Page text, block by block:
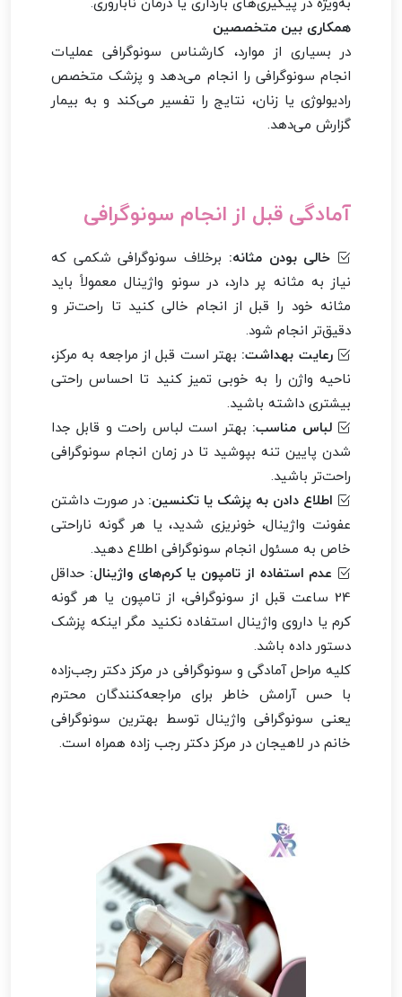
همکاری بین متخصصین
در بسیاری از موارد، کارشناس سونوگرافی عملیات
انجام سونوگرافی را انجام می‌دهد و پزشک متخصص
رادیولوژی یا زنان، نتایج را تفسیر می‌کند و به بیمار
گزارش می‌دهد.
آمادگی قبل از انجام سونوگرافی
خالی بودن مثانه: برخلاف سونوگرافی شکمی که
نیاز به مثانه پر دارد، در سونو واژینال معمولاً باید
مثانه خود را قبل از انجام خالی کنید تا راحت‌تر و
دقیق‌تر انجام شود.
رعایت بهداشت: بهتر است قبل از مراجعه به مرکز،
ناحیه واژن را به خوبی تمیز کنید تا احساس راحتی
بیشتری داشته باشید.
لباس مناسب: بهتر است لباس راحت و قابل جدا
شدن پایین تنه بپوشید تا در زمان انجام سونوگرافی
راحت‌تر باشید.
اطلاع دادن به پزشک یا تکنسین: در صورت داشتن
عفونت واژینال، خونریزی شدید، یا هر گونه ناراحتی
خاص به مسئول انجام سونوگرافی اطلاع دهید.
عدم استفاده از تامپون یا کرم‌های واژینال: حداقل
24 ساعت قبل از سونوگرافی، از تامپون یا هر گونه
کرم یا داروی واژینال استفاده نکنید مگر اینکه پزشک
دستور داده باشد.
کلیه مراحل آمادگی و سونوگرافی در مرکز دکتر رجب‌زاده
با حس آرامش خاطر برای مراجعه‌کنندگان محترم
یعنی سونوگرافی واژینال توسط بهترین سونوگرافی
خانم در لاهیجان در مرکز دکتر رجب زاده همراه است.